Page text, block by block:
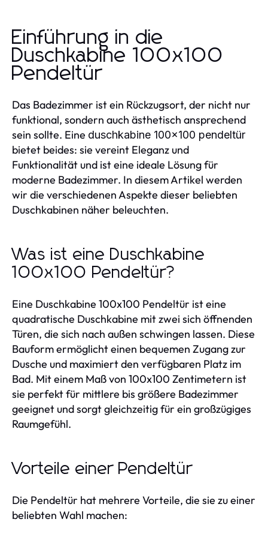
Einführung in die
Duschkabine 100x100
Pendeltür
Das Badezimmer ist ein Rückzugsort, der nicht nur
funktional, sondern auch ästhetisch ansprechend
sein sollte. Eine duschkabine 100x100 pendeltür
bietet beides: sie vereint Eleganz und
Funktionalität und ist eine ideale Lösung für
moderne Badezimmer. In diesem Artikel werden
wir die verschiedenen Aspekte dieser beliebten
Duschkabinen näher beleuchten.
Was ist eine Duschkabine
100x100 Pendeltür?
Eine Duschkabine 100x100 Pendeltür ist eine
quadratische Duschkabine mit zwei sich öffnenden
Türen, die sich nach außen schwingen lassen. Diese
Bauform ermöglicht einen bequemen Zugang zur
Dusche und maximiert den verfügbaren Platz im
Bad. Mit einem Maß von 100x100 Zentimetern ist
sie perfekt für mittlere bis größere Badezimmer
geeignet und sorgt gleichzeitig für ein großzügiges
Raumgefühl.
Vorteile einer Pendeltür
Die Pendeltür hat mehrere Vorteile, die sie zu einer
beliebten Wahl machen: